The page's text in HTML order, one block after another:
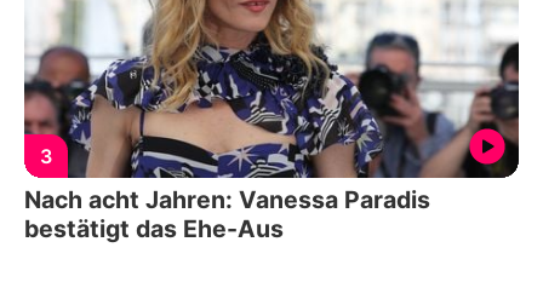
3
Nach acht Jahren: Vanessa Paradis
bestätigt das Ehe-Aus